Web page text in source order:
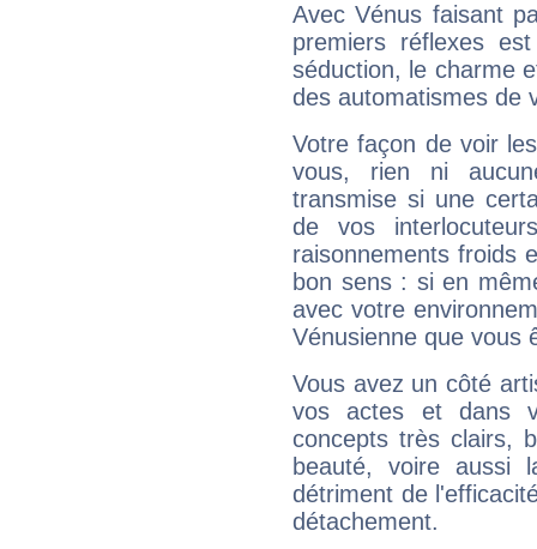
Avec Vénus faisant
premiers réflexes
séduction, le charme
des automatismes de
Votre façon de voir
vous, rien ni
transmise si une
de vos
raisonnements froids
bon sens : si en
avec votre
Vénusienne que vous
Vous avez un côté
vos actes et dans
concepts très clairs,
beauté, voire aussi
détriment de
détachement.